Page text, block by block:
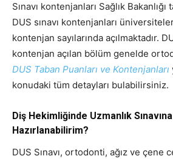
Sınavı kontenjanları Sağlık
DUS sınavı kontenjanları
kontenjan sayılarında açılmaktadır.
kontenjan açılan bölüm genelde
DUS Taban Puanları ve Kontenjanları
konudaki tüm detayları bulabilirsiniz.
Diş Hekimliğinde Uzmanlık Sınavına
Hazırlanabilirim?
DUS Sınavı, ortodonti, ağız ve çene